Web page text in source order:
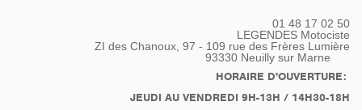
01 48 17 02 50
LEGENDES Motociste
ZI des Chanoux, 97 - 109 rue des Frères Lumière
93330 Neuilly sur Marne
HORAIRE D'OUVERTURE:
JEUDI AU VENDREDI 9H-13H / 14H30-18H